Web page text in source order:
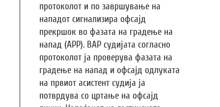
протоколот и по завршување на
нападот сигнализира офсајд
прекршок во фазата на градење на
напад (APP). ВАР судијата согласно
протоколот ја проверува фазата на
градење на напад и офсајд одлуката
на првиот асистент судија ја
потврдува со цртање на офсајд